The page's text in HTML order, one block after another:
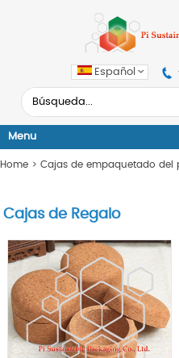
Español
Menu
Home > Cajas de empaquetado del
Cajas de Regalo